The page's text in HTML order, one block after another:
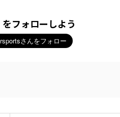
フォローしよう